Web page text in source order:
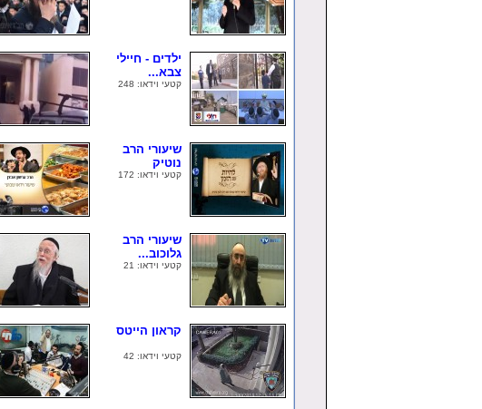
ילדים - חיילי
צבא...
קטעי וידאו: 248
שיעורי הרב
נוטיק
קטעי וידאו: 172
שיעורי הרב
גלוכוב...
קטעי וידאו: 21
קראון הייטס
קטעי וידאו: 42